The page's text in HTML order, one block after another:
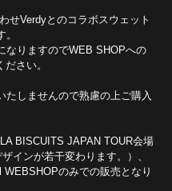
せVerdyとのコラボスウェット
なりますのでWEB SHOPへの
さい。
たしませんので熟慮の上ご購入
BISCUITS JAPAN TOUR会場
インが若干変わります。）、
のみでの販売となり